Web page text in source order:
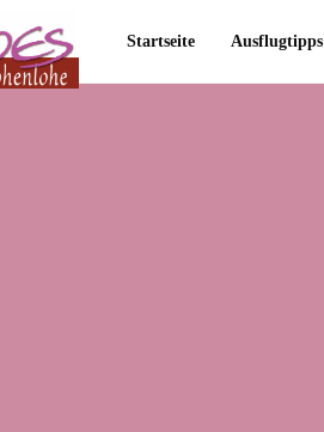
Startseite Ausflugtipps